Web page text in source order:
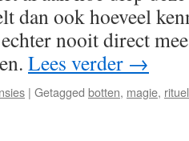
dan ook hoeveel
nooit direct
Lees verder →
| Getagged botten, magie,